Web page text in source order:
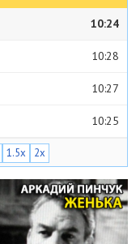
10:24
10:28
10:27
10:25
10:23
10:02
1.5x 2x